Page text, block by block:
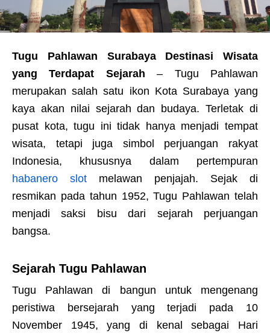
Tugu Pahlawan Surabaya Destinasi Wisata
yang Terdapat Sejarah – Tugu Pahlawan
merupakan salah satu ikon Kota Surabaya yang
kaya akan nilai sejarah dan budaya. Terletak di
pusat kota, tugu ini tidak hanya menjadi tempat
wisata, tetapi juga simbol perjuangan rakyat
Indonesia, khususnya dalam pertempuran
habanero slot melawan penjajah. Sejak di
resmikan pada tahun 1952, Tugu Pahlawan telah
menjadi saksi bisu dari sejarah perjuangan
bangsa.
Sejarah Tugu Pahlawan
Tugu Pahlawan di bangun untuk mengenang
peristiwa bersejarah yang terjadi pada 10
November 1945, yang di kenal sebagai Hari